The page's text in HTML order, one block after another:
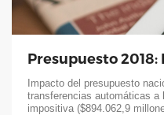
Presupuesto
Impacto del presupuesto
transferencias automáticas a
impositiva ($894.062,9